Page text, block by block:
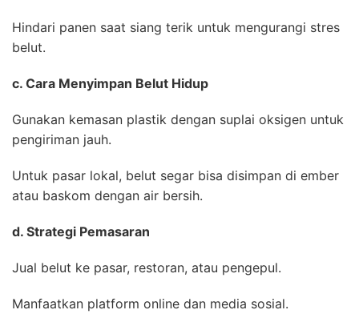
Hindari panen saat siang terik untuk mengurangi stres
belut.
c. Cara Menyimpan Belut Hidup
Gunakan kemasan plastik dengan suplai oksigen untuk
pengiriman jauh.
Untuk pasar lokal, belut segar bisa disimpan di ember
atau baskom dengan air bersih.
d. Strategi Pemasaran
Jual belut ke pasar, restoran, atau pengepul.
Manfaatkan platform online dan media sosial.